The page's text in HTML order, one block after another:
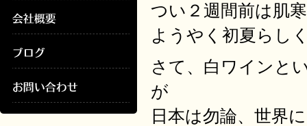
つい２週間前は肌
ようやく初夏らし
さて、白ワインと
が
日本は勿論、世界